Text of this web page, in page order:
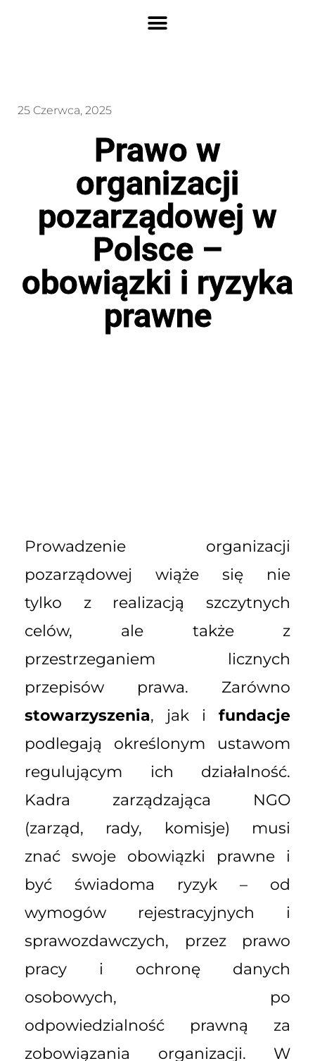
25 Czerwca, 2025
Prawo w
organizacji
pozarządowej w
Polsce –
obowiązki i ryzyka
prawne
Prowadzenie organizacji
pozarządowej wiąże się nie
tylko z realizacją szczytnych
celów, ale także z
przestrzeganiem licznych
przepisów prawa. Zarówno
stowarzyszenia, jak i fundacje
podlegają określonym ustawom
regulującym ich działalność.
Kadra zarządzająca NGO
(zarząd, rady, komisje) musi
znać swoje obowiązki prawne i
być świadoma ryzyk – od
wymogów rejestracyjnych i
sprawozdawczych, przez prawo
pracy i ochronę danych
osobowych, po
odpowiedzialność prawną za
zobowiązania organizacji. W